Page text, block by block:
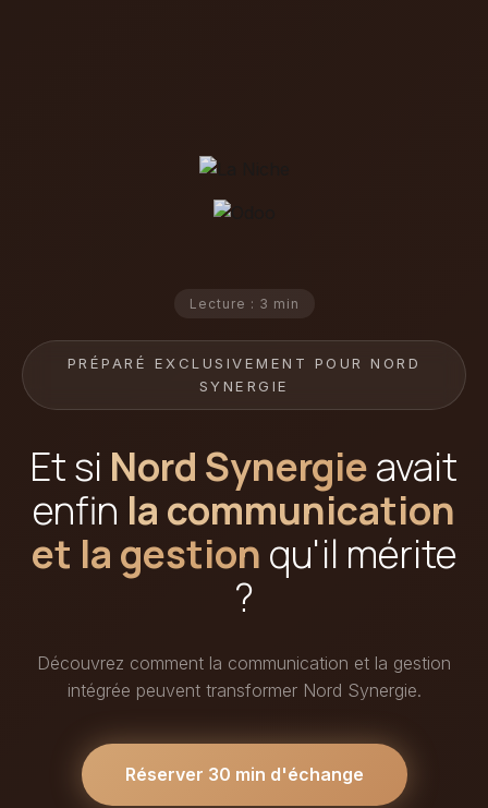
Lecture : 3 min
PRÉPARÉ EXCLUSIVEMENT POUR NORD
SYNERGIE
Et si Nord Synergieavait
enfin la communication
et la gestion qu'il mérite
?
Découvrez comment la communication et la gestion
intégrée peuvent transformer Nord Synergie.
Réserver 30 min d'échange